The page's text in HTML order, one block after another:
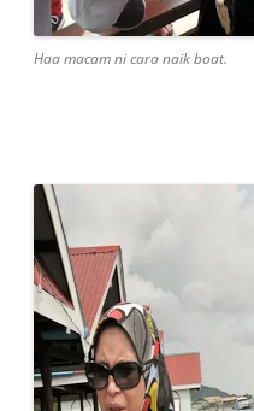
Haa macam ni cara naik boat.